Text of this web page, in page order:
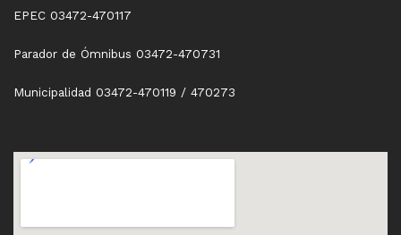
EPEC 03472-470117
Parador de Ómnibus 03472-470731
Municipalidad 03472-470119 / 470273